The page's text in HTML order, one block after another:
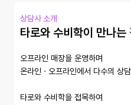
상담사 소개
타로와 수비학이 만나는
오프라인 매장을 운영하며
온라인ㆍ오프라인에서 다수의 상
타로와 수비학을 접목하여